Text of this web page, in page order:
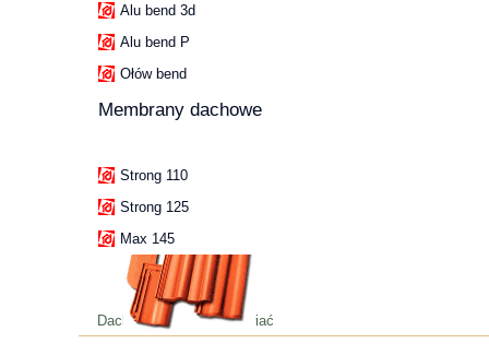
Alu bend 3d
Alu bend P
Ołów bend
Membrany dachowe
Strong 110
Strong 125
Max 145
Dachspin.pl| Jak zamawiać